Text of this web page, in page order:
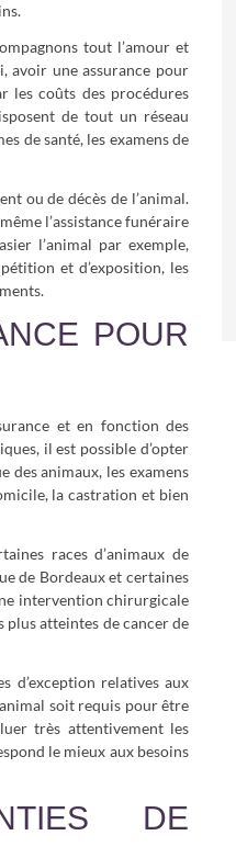
tout l’amour et
avoir une assurance pour
les coûts des procédures
de tout un réseau
de santé, les examens de
ou de décès de l’animal.
l’assistance funéraire
l’animal par exemple,
et d’exposition, les
POUR
et en fonction des
il est possible d’opter
des animaux, les examens
la castration et bien
races d’animaux de
de Bordeaux et certaines
intervention chirurgicale
plus atteintes de cancer de
d’exception relatives aux
soit requis pour être
très attentivement les
le mieux aux besoins
DE